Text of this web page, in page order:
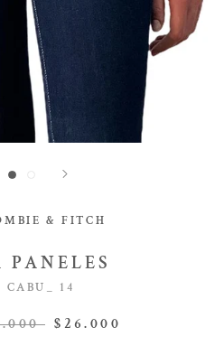
& FITCH
PANELES
CABU_ 14
$26.000